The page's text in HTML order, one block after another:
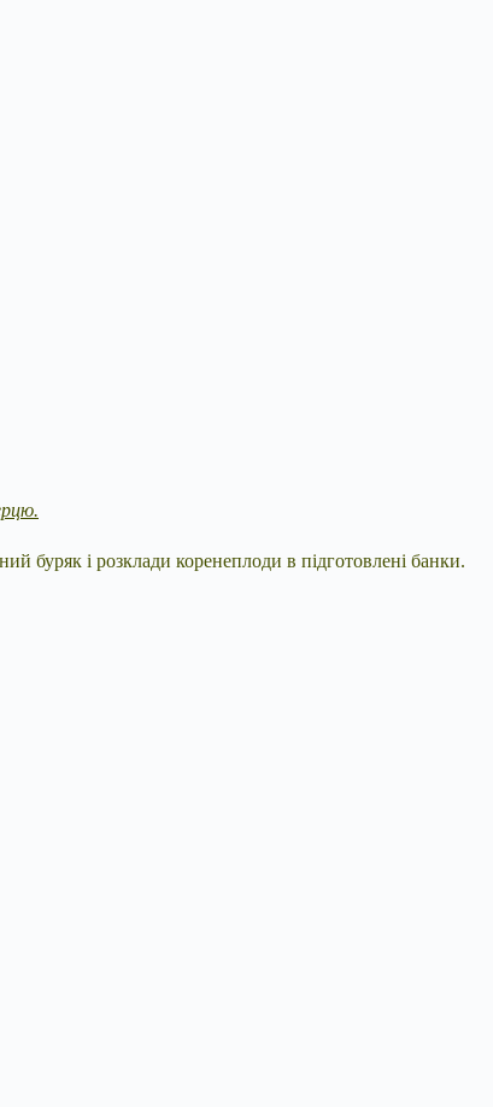
буряк і розклади коренеплоди в підготовлені банки.